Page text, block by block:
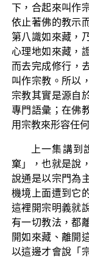
下，合起來叫作
依止著佛的教示
第八識如來藏，
心理地如來藏，
而去完成修行，
叫作宗教。所以
宗教其實是源自
專門語彙；在佛
用宗教來形容任
上一集講
窠」，也就是說
說通是以宗門為
機境上面遭到它
這裡開宗明義就
有一切教法，都
開如來藏、離開
以這邊才會說「